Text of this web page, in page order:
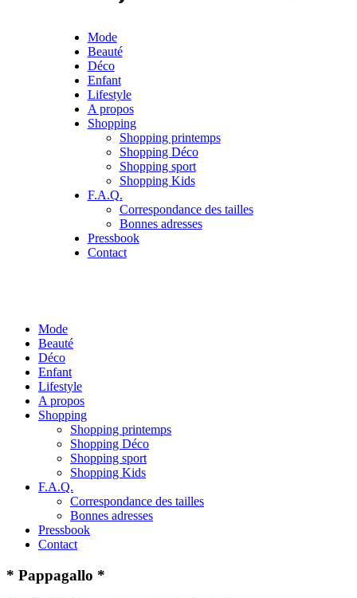
Mode
Beauté
Déco
Enfant
Lifestyle
A propos
Shopping
Shopping printemps
Shopping Déco
Shopping sport
Shopping Kids
F.A.Q.
Correspondance des tailles
Bonnes adresses
Pressbook
Contact
Mode
Beauté
Déco
Enfant
Lifestyle
A propos
Shopping
Shopping printemps
Shopping Déco
Shopping sport
Shopping Kids
F.A.Q.
Correspondance des tailles
Bonnes adresses
Pressbook
Contact
* Pappagallo *